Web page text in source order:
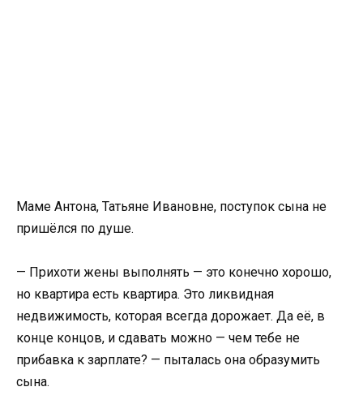
Маме Антона, Татьяне Ивановне, поступок сына не
пришёлся по душе.
— Прихоти жены выполнять — это конечно хорошо,
но квартира есть квартира. Это ликвидная
недвижимость, которая всегда дорожает. Да её, в
конце концов, и сдавать можно — чем тебе не
прибавка к зарплате? — пыталась она образумить
сына.